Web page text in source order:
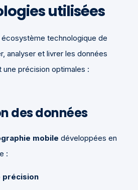
utilisées
technologique de
analyser et livrer les données
précision optimales :
des données
mobile développées en
:
précision